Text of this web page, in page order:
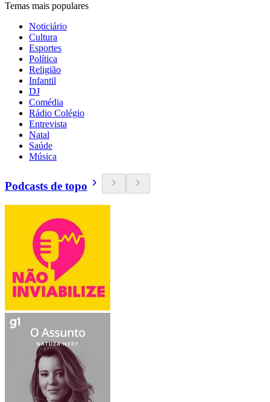
Temas mais populares
Noticiário
Cultura
Esportes
Política
Religião
Infantil
DJ
Comédia
Rádio Colégio
Entrevista
Natal
Saúde
Música
Podcasts de topo